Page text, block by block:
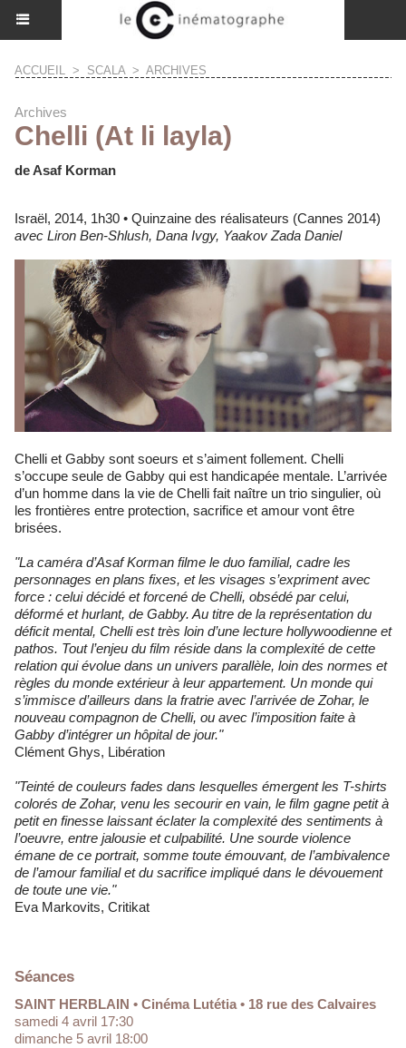
ACCUEIL > SCALA > ARCHIVES
Archives
Chelli (At li layla)
de Asaf Korman
Israël, 2014, 1h30 • Quinzaine des réalisateurs (Cannes 2014)
avec Liron Ben-Shlush, Dana Ivgy, Yaakov Zada Daniel
Chelli et Gabby sont soeurs et s’aiment follement. Chelli
s’occupe seule de Gabby qui est handicapée mentale. L’arrivée
d’un homme dans la vie de Chelli fait naître un trio singulier, où
les frontières entre protection, sacrifice et amour vont être
brisées.
"La caméra d’Asaf Korman filme le duo familial, cadre les
personnages en plans fixes, et les visages s’expriment avec
force : celui décidé et forcené de Chelli, obsédé par celui,
déformé et hurlant, de Gabby. Au titre de la représentation du
déficit mental, Chelli est très loin d’une lecture hollywoodienne et
pathos. Tout l’enjeu du film réside dans la complexité de cette
relation qui évolue dans un univers parallèle, loin des normes et
règles du monde extérieur à leur appartement. Un monde qui
s’immisce d’ailleurs dans la fratrie avec l’arrivée de Zohar, le
nouveau compagnon de Chelli, ou avec l’imposition faite à
Gabby d’intégrer un hôpital de jour."
Clément Ghys, Libération
"Teinté de couleurs fades dans lesquelles émergent les T-shirts
colorés de Zohar, venu les secourir en vain, le film gagne petit à
petit en finesse laissant éclater la complexité des sentiments à
l’oeuvre, entre jalousie et culpabilité. Une sourde violence
émane de ce portrait, somme toute émouvant, de l’ambivalence
de l’amour familial et du sacrifice impliqué dans le dévouement
de toute une vie."
Eva Markovits, Critikat
Séances
SAINT HERBLAIN • Cinéma Lutétia • 18 rue des Calvaires
samedi 4 avril 17:30
dimanche 5 avril 18:00